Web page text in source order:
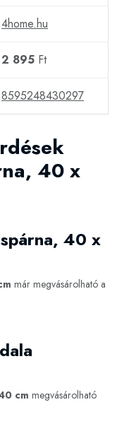
4home.hu
2 895 Ft
8595248430297
40 x
40 x
már megvásárolható a
cm megvásárolható